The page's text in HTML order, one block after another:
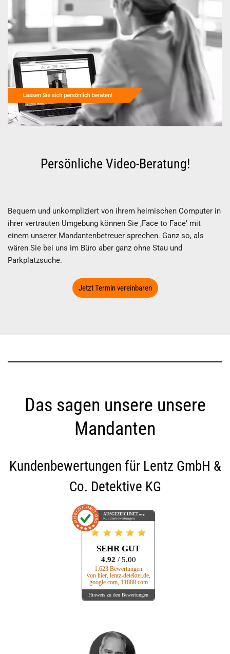
Persönliche Video-Beratung!
Bequem und unkompliziert von ihrem heimischen Computer in
ihrer vertrauten Umgebung können Sie ‚Face to Face‘ mit
einem unserer Mandantenbetreuer sprechen. Ganz so, als
wären Sie bei uns im Büro aber ganz ohne Stau und
Parkplatzsuche.
Jetzt Termin vereinbaren
Das sagen unsere unsere
Mandanten
Kundenbewertungen für Lentz GmbH &
Co. Detektive KG
AUSGEZEICHNET .org
Kundenbewertungen
SEHR GUT
4.92 / 5.00
1.623 Bewertungen
von hier, lentz-detektei.de,
google.com, 11880.com
Hinweis zu den Bewertungen